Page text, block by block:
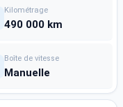
Kilométrage
490 000 km
Boîte de vitesse
Manuelle